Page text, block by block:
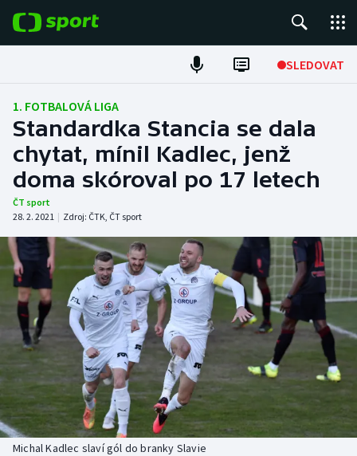
SLEDOVAT
Fotbal
Hokej
Tenis
Atletika
Cyklistika
DALŠÍ SPORTY
Americký fotbal
Baseball a softbal
Basketbal
Biatlon
NEPŘEHLÉDNĚTE
Soutěže
Historické návraty
Aplikace ČT sport
1. FOTBALOVÁ LIGA
Standardka Stancia se dala
chytat, mínil Kadlec, jenž
doma skóroval po 17 letech
ČT sport
28. 2. 2021 | Zdroj: ČTK, ČT sport
Michal Kadlec slaví gól do branky Slavie